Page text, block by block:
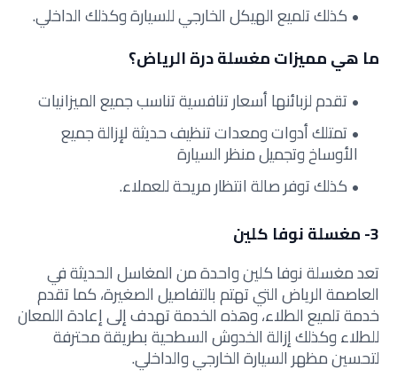
كذلك تلميع الهيكل الخارجي للسيارة وكذلك الداخلي.
ما هي مميزات مغسلة درة الرياض؟
تقدم لزبائنها أسعار تنافسية تناسب جميع الميزانيات
تمتلك أدوات ومعدات تنظيف حديثة لإزالة جميع
الأوساخ وتجميل منظر السيارة
كذلك توفر صالة انتظار مريحة للعملاء.
3- مغسلة نوفا كلين
تعد مغسلة نوفا كلين واحدة من المغاسل الحديثة في
العاصمة الرياض التي تهتم بالتفاصيل الصغيرة، كما تقدم
خدمة تلميع الطلاء، وهذه الخدمة تهدف إلى إعادة اللمعان
للطلاء وكذلك إزالة الخدوش السطحية بطريقة محترفة
لتحسين مظهر السيارة الخارجي والداخلي.